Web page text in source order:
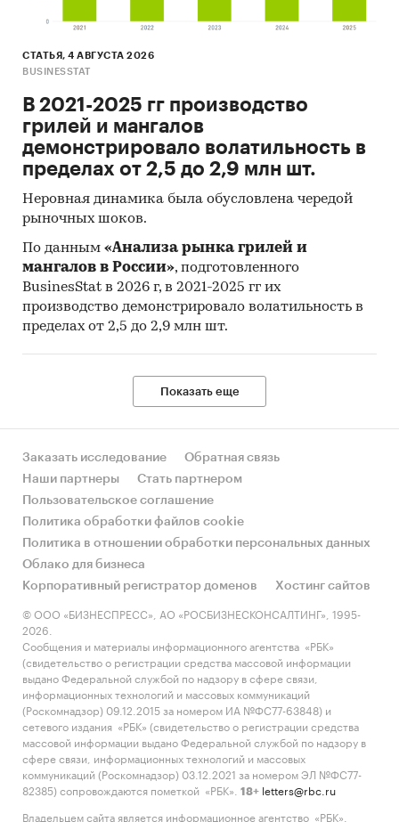
показателей:
Категория продукта
Группа продукта
Производитель
Год импорта/экспорта
Компании получатели и отправители
Страны получатели, отправители и
производители товара
Объем импорта и экспорта в натуральном
Содержащиеся в базе данных сведения
любые требующиеся запросы, которые не
включены в отчет.
Категории: Промышленность /
оборудование
Россия
СТАТЬЯ, 4 АВГУСТА 2026
BUSINESSTAT
В 2021-2025 гг производство
грилей и мангалов
демонстрировало волатильность в
пределах от 2,5 до 2,9 млн шт.
Неровная динамика была обусловлена чередой
рыночных шоков.
По данным «Анализа рынка грилей и
мангалов в России», подготовленного
BusinesStat в 2026 г, в 2021-2025 гг их
производство демонстрировало волатильность в
пределах от 2,5 до 2,9 млн шт.
Показать еще
Заказать исследование
Обратная связь
Наши партнеры
Стать партнером
Пользовательское соглашение
Политика обработки файлов cookie
Политика в отношении обработки персональных данных
Облако для бизнеса
Корпоративный регистратор доменов
Хостинг сайтов
© ООО «БИЗНЕСПРЕСС», АО «РОСБИЗНЕСКОНСАЛТИНГ», 1995-
2026.
Сообщения и материалы информационного агентства «РБК»
(свидетельство о регистрации средства массовой информации
выдано Федеральной службой по надзору в сфере связи,
информационных технологий и массовых коммуникаций
(Роскомнадзор) 09.12.2015 за номером ИА №ФС77-63848) и
сетевого издания «РБК» (свидетельство о регистрации средства
массовой информации выдано Федеральной службой по надзору в
сфере связи, информационных технологий и массовых
коммуникаций (Роскомнадзор) 03.12.2021 за номером ЭЛ №ФС77-
82385) сопровождаются пометкой «РБК».
18+ letters@rbc.ru
Владельцем сайта является информационное агентство «РБК».